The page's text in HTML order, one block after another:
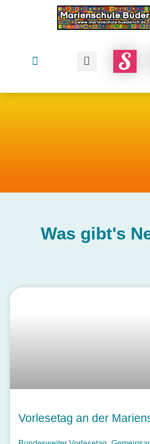
Was gibt's
Vorlesetag an der